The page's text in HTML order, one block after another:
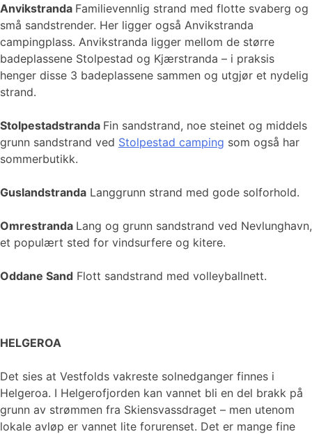
Anvikstranda Familievennlig strand med flotte svaberg og
små sandstrender. Her ligger også Anvikstranda
campingplass. Anvikstranda ligger mellom de større
badeplassene Stolpestad og Kjærstranda – i praksis
henger disse 3 badeplassene sammen og utgjør et nydelig
strand.
Stolpestadstranda Fin sandstrand, noe steinet og middels
grunn sandstrand ved Stolpestad camping som også har
sommerbutikk.
Guslandstranda Langgrunn strand med gode solforhold.
Omrestranda Lang og grunn sandstrand ved Nevlunghavn,
et populært sted for vindsurfere og kitere.
Oddane Sand Flott sandstrand med volleyballnett.
HELGEROA
Det sies at Vestfolds vakreste solnedganger finnes i
Helgeroa. I Helgerofjorden kan vannet bli en del brakk på
grunn av strømmen fra Skiensvassdraget – men utenom
lokale avløp er vannet lite forurenset. Det er mange fine